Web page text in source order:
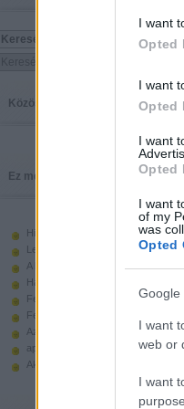
I want
Opted
I want
Opted
I want
Opted
I want
of my
was
Opted
Google
I want
web or
I want
Közösség
Ez megy
Hiányzó elemek beszerzése
Legoland Németország 2010
A kastélyok képes története
Használt legót piacról
Feltörjük a legó ugart
Fehérítsd ki!
Az Indiana Jones készletek
apró. hirdetés.
Akciók, újdonságok a polcon,